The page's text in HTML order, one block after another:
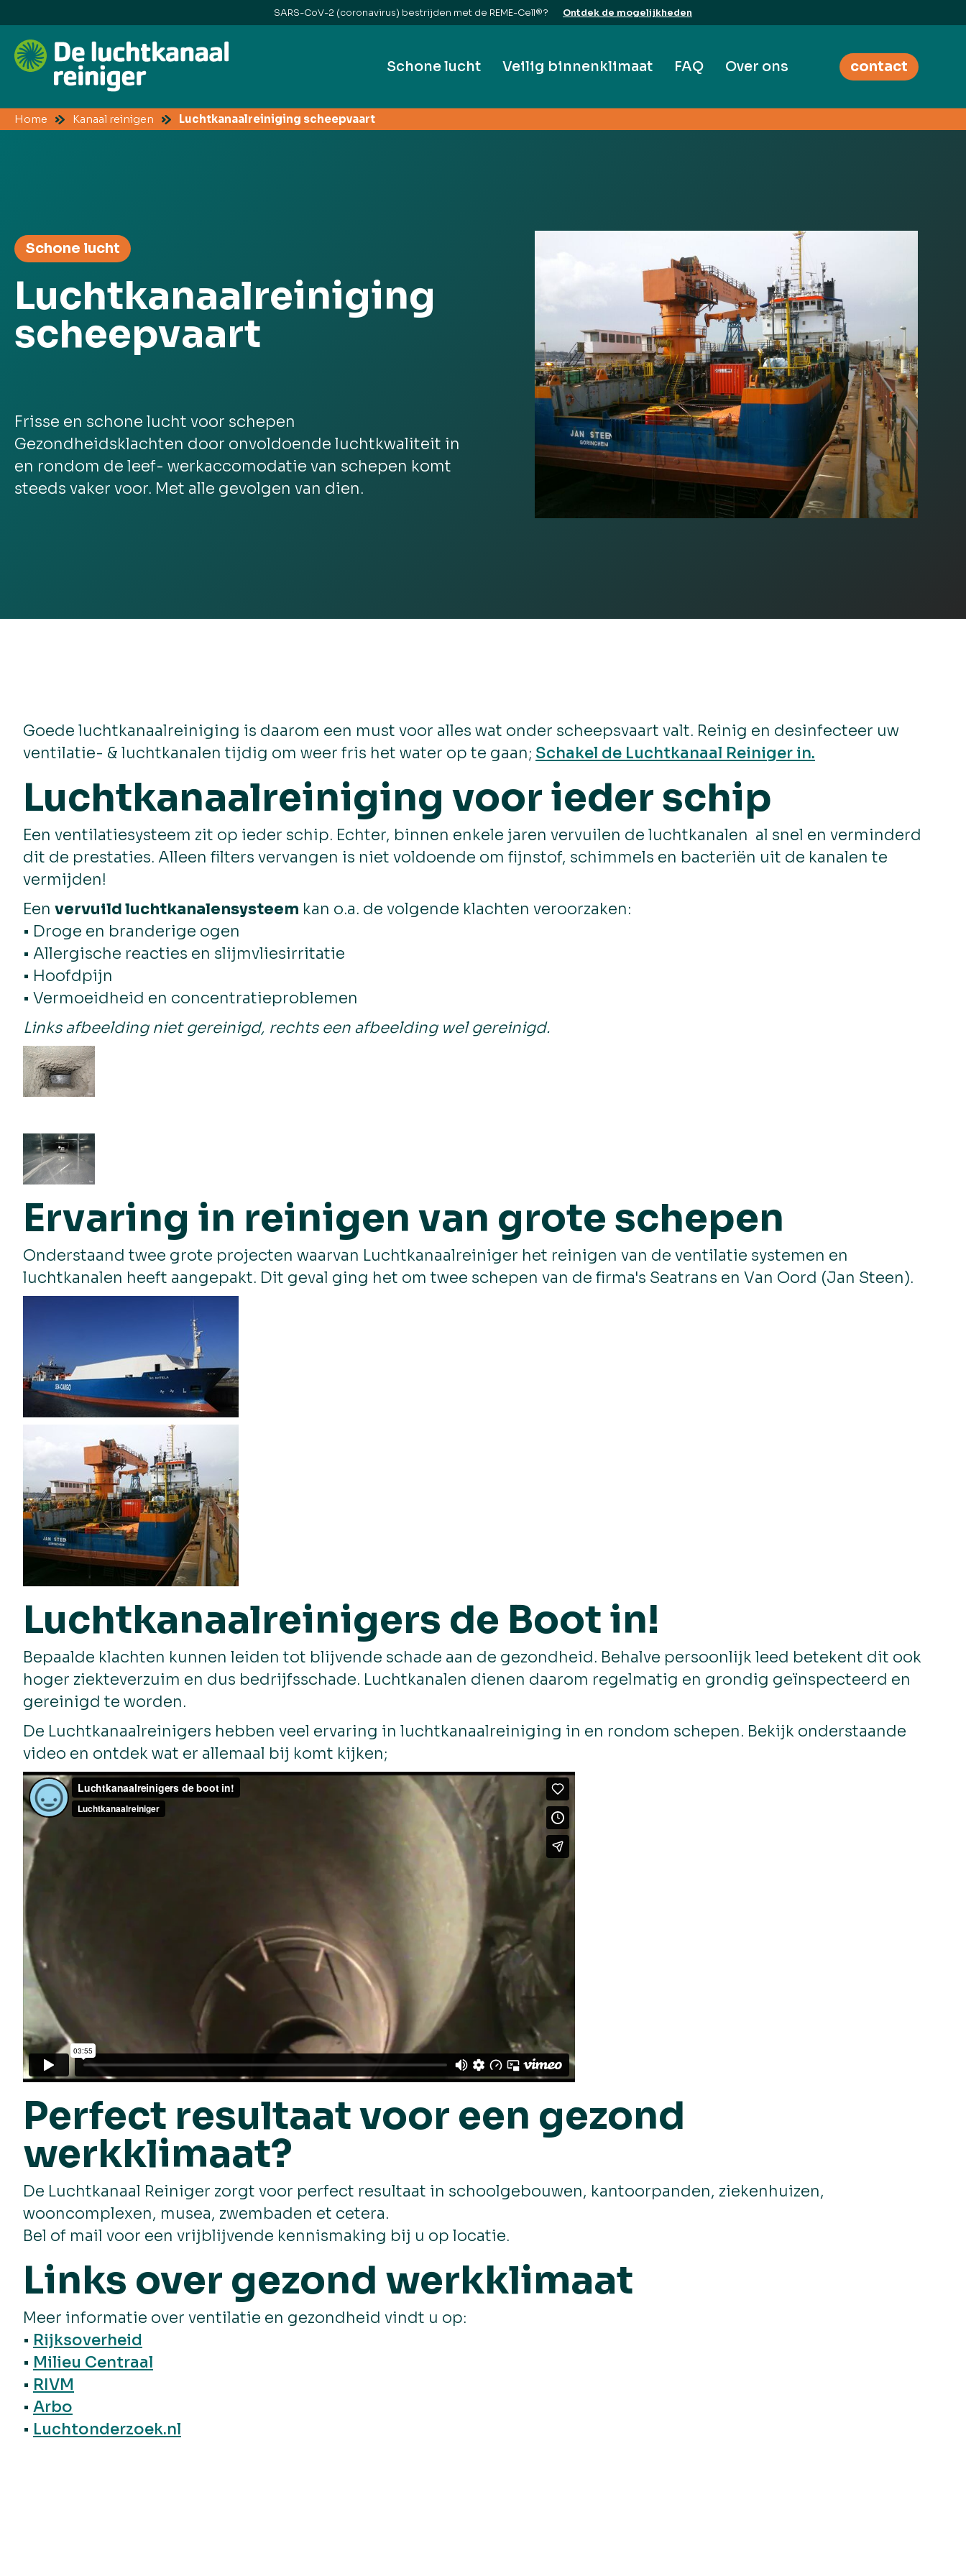
SARS-CoV-2 (coronavirus) bestrijden met de REME-Cell®? Ontdek de mogelijkheden
Schone lucht Veilig binnenklimaat FAQ Over ons contact
Home Kanaal reinigen Luchtkanaalreiniging scheepvaart
Schone lucht
Luchtkanaalreiniging
scheepvaart
Frisse en schone lucht voor schepen
Gezondheidsklachten door onvoldoende luchtkwaliteit in
en rondom de leef- werkaccomodatie van schepen komt
steeds vaker voor. Met alle gevolgen van dien.
Goede luchtkanaalreiniging is daarom een must voor alles wat onder scheepsvaart valt. Reinig en desinfecteer uw
ventilatie- & luchtkanalen tijdig om weer fris het water op te gaan; Schakel de Luchtkanaal Reiniger in.
Luchtkanaalreiniging voor ieder schip
Een ventilatiesysteem zit op ieder schip. Echter, binnen enkele jaren vervuilen de luchtkanalen al snel en verminderd
dit de prestaties. Alleen filters vervangen is niet voldoende om fijnstof, schimmels en bacteriën uit de kanalen te
vermijden!
Een vervuild luchtkanalensysteem kan o.a. de volgende klachten veroorzaken:
• Droge en branderige ogen
• Allergische reacties en slijmvliesirritatie
• Hoofdpijn
• Vermoeidheid en concentratieproblemen
Links afbeelding niet gereinigd, rechts een afbeelding wel gereinigd.
Ervaring in reinigen van grote schepen
Onderstaand twee grote projecten waarvan Luchtkanaalreiniger het reinigen van de ventilatie systemen en
luchtkanalen heeft aangepakt. Dit geval ging het om twee schepen van de firma's Seatrans en Van Oord (Jan Steen).
Luchtkanaalreinigers de Boot in!
Bepaalde klachten kunnen leiden tot blijvende schade aan de gezondheid. Behalve persoonlijk leed betekent dit ook
hoger ziekteverzuim en dus bedrijfsschade. Luchtkanalen dienen daarom regelmatig en grondig geïnspecteerd en
gereinigd te worden.
De Luchtkanaalreinigers hebben veel ervaring in luchtkanaalreiniging in en rondom schepen. Bekijk onderstaande
video en ontdek wat er allemaal bij komt kijken;
Perfect resultaat voor een gezond
werkklimaat?
De Luchtkanaal Reiniger zorgt voor perfect resultaat in schoolgebouwen, kantoorpanden, ziekenhuizen,
wooncomplexen, musea, zwembaden et cetera.
Bel of mail voor een vrijblijvende kennismaking bij u op locatie.
Links over gezond werkklimaat
Meer informatie over ventilatie en gezondheid vindt u op:
• Rijksoverheid
• Milieu Centraal
• RIVM
• Arbo
• Luchtonderzoek.nl